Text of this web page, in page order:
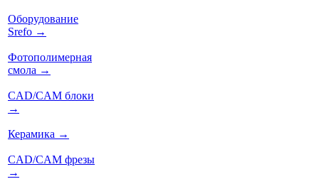
Оборудование
Srefo →
Фотополимерная
смола →
CAD/CAM блоки
→
Керамика →
CAD/CAM фрезы
→